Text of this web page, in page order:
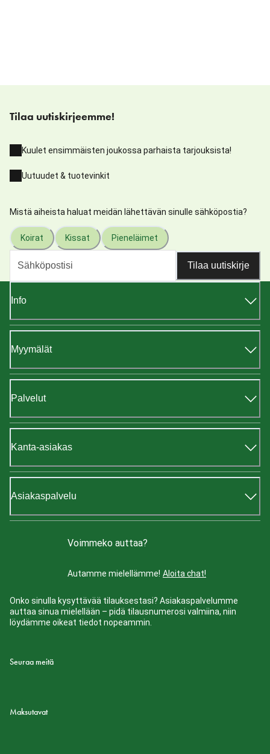
Tilaa uutiskirjeemme!
Kuulet ensimmäisten joukossa parhaista tarjouksista!
Uutuudet & tuotevinkit
Mistä aiheista haluat meidän lähettävän sinulle sähköpostia?
Koirat Kissat Pieneläimet
Tilaa uutiskirje
Info
Myymälät
Palvelut
Kanta-asiakas
Asiakaspalvelu
Voimmeko auttaa?
Autamme mielellämme! Aloita chat!
Onko sinulla kysyttävää tilauksestasi? Asiakaspalvelumme
auttaa sinua mielellään – pidä tilausnumerosi valmiina, niin
löydämme oikeat tiedot nopeammin.
Seuraa meitä
Maksutavat